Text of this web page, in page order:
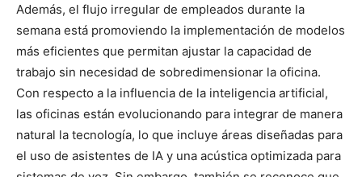
Además, el flujo irregular de empleados durante la
semana está promoviendo la implementación de modelos
más eficientes que permitan ajustar la capacidad de
trabajo sin necesidad de sobredimensionar la oficina.
Con respecto a la influencia de la inteligencia artificial,
las oficinas están evolucionando para integrar de manera
natural la tecnología, lo que incluye áreas diseñadas para
el uso de asistentes de IA y una acústica optimizada para